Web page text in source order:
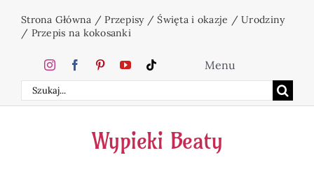
zawartości
Strona Główna /Przepisy/Święta i okazje /Urodziny
/ Przepis na kokosanki
Szukaj
Menu
Home
Ciasta
Wypieki Beaty